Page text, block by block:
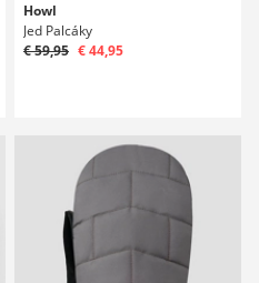
Howl
Jed Palcáky
€ 59,95 € 44,95